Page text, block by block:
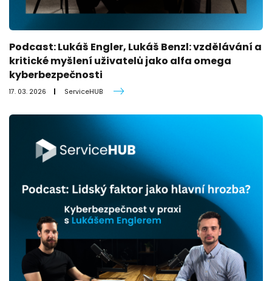
Podcast: Lukáš Engler, Lukáš Benzl: vzdělávání a
kritické myšlení uživatelů jako alfa omega
kyberbezpečnosti
17. 03. 2026 ServiceHUB